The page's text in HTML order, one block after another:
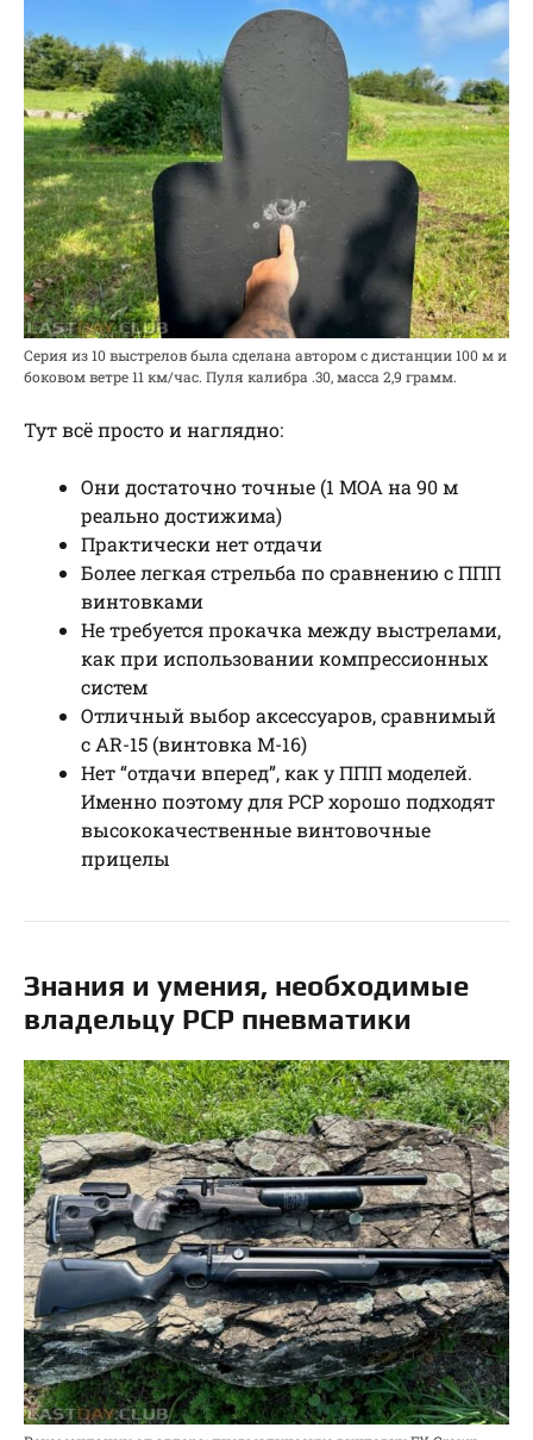
Серия из 10 выстрелов была сделана автором с дистанции 100 м и
боковом ветре 11 км/час. Пуля калибра .30, масса 2,9 грамм.
Тут всё просто и наглядно:
Они достаточно точные (1 МОА на 90 м
реально достижима)
Практически нет отдачи
Более легкая стрельба по сравнению с ППП
винтовками
Не требуется прокачка между выстрелами,
как при использовании компрессионных
систем
Отличный выбор аксессуаров, сравнимый
с AR-15 (винтовка М-16)
Нет “отдачи вперед”, как у ППП моделей.
Именно поэтому для РСР хорошо подходят
высококачественные винтовочные
прицелы
Знания и умения, необходимые
владельцу РСР пневматики